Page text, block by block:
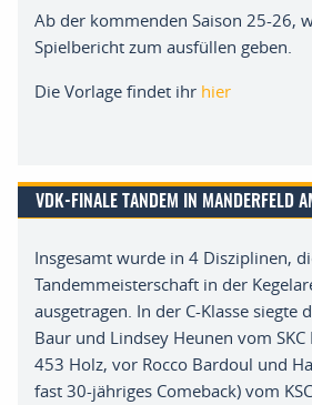
Ab der kommenden Saison 25-26,
Spielbericht zum ausfüllen geben.
Die Vorlage findet ihr hier
VDK-FINALE TANDEM IN MANDERFELD
Insgesamt wurde in 4 Disziplinen,
Tandemmeisterschaft in der
ausgetragen. In der C-Klasse siegte
Baur und Lindsey Heunen vom SKC
453 Holz, vor Rocco Bardoul und
fast 30-jähriges Comeback) vom